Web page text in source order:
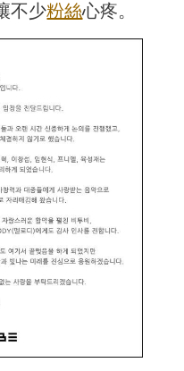
不少粉絲心疼。